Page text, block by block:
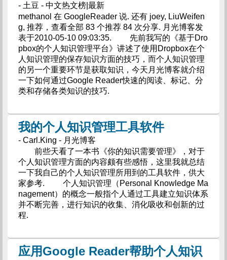
- 土豆 - 中文热文榜|最新
methanol 在 GoogleReader 说. 还有 joey, LiuWeifen
g, 推荐，查看全部 83 个推荐 84 次分享. 月光博客发
表于2010-05-10 09:03:35. 先前我写的《基于Dro
pbox的个人知识管理平台》讲述了使用Dropbox在个
人知识管理的保存知识方面的技巧，而个人知识管理
的另一个重要环节是获取知识，今天月光博客就介绍
一下如何通过Google Reader快速的阅读、标记、分
类和存储各类知识的技巧.
我的个人知识管理工具软件
- Carl.King - 月光博客
前些天看了一本书《你的知识需要管理》，对于
个人知识管理方面的内容颇有些感悟，这里我就总结
一下我自己的个人知识管理所用到的工具软件，供大
家参考. 个人知识管理（Personal Knowledge Ma
nagement）的概念一般指个人通过工具建立知识体系
并不断完善，进行知识的收集、消化吸收和创新的过
程.
应用Google Reader帮助个人知识